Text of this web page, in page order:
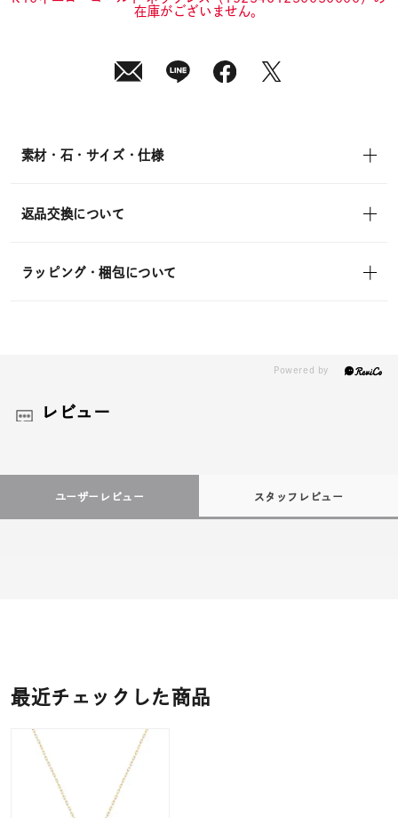
在庫がございません。
素材・石・サイズ・仕様
返品交換について
ラッピング・梱包について
レビュー
ユーザーレビュー スタッフレビュー
最近チェックした商品